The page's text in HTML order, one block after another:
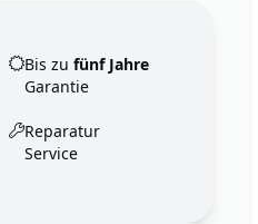
Bis zu fünf Jahre
Garantie
Reparatur
Service